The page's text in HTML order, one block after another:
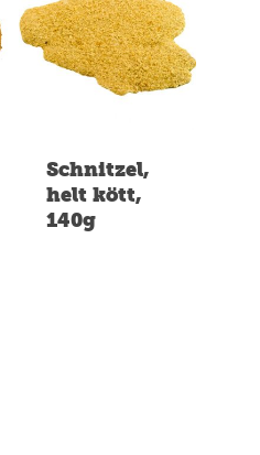
Schnitzel,
helt kött,
140g